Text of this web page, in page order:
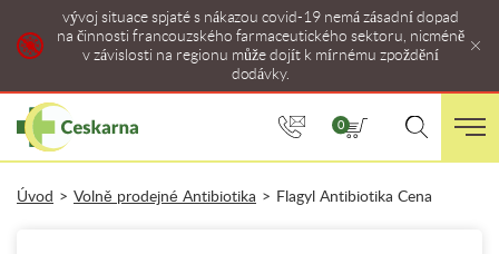
vývoj situace spjaté s nákazou covid-19 nemá zásadní dopad
na činnosti francouzského farmaceutického sektoru, nicméně
v závislosti na regionu může dojít k mírnému zpoždění
dodávky.
0
Úvod > Volně prodejné Antibiotika > Flagyl Antibiotika Cena